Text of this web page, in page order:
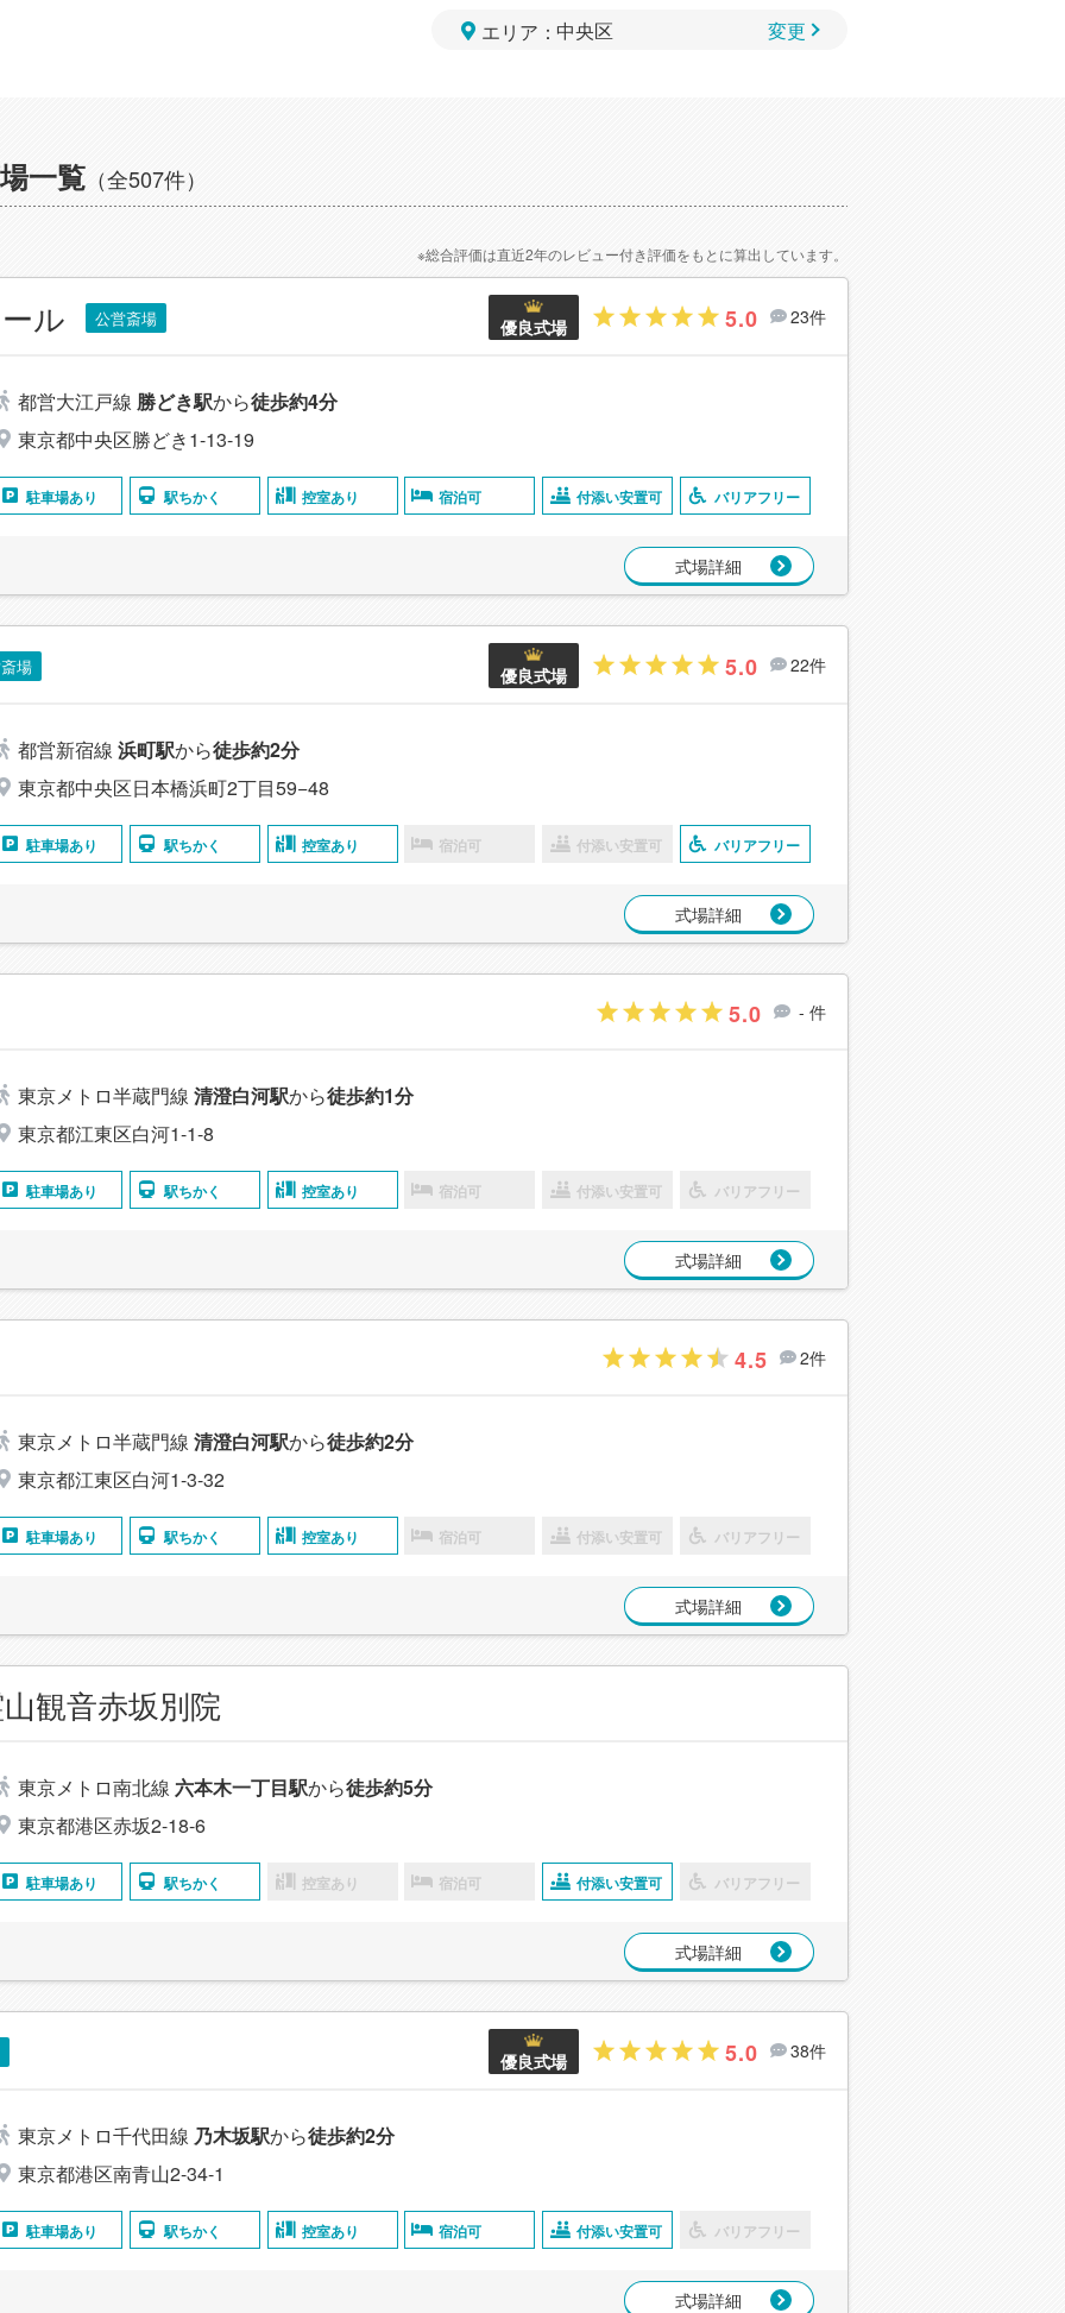
エリア： 変更
一覧 （全507件）
※総合評価は直近2年のレビュー付き評価をもとに算出しています。
ル 公営斎場 優良式場 5.0 23件
都営大江戸線 勝どき駅から徒歩約4分
東京都中央区勝どき1-13-19
駐車場あり 駅ちかく 控室あり 宿泊可 付添い安置可 バリアフリー
式場詳細
場 優良式場 5.0 22件
都営新宿線 浜町駅から徒歩約2分
東京都中央区日本橋浜町2丁目59−48
駐車場あり 駅ちかく 控室あり 宿泊可 付添い安置可 バリアフリー
式場詳細
5.0 - 件
東京メトロ半蔵門線 清澄白河駅から徒歩約1分
東京都江東区白河1-1-8
駐車場あり 駅ちかく 控室あり 宿泊可 付添い安置可 バリアフリー
式場詳細
4.5 2件
東京メトロ半蔵門線 清澄白河駅から徒歩約2分
東京都江東区白河1-3-32
駐車場あり 駅ちかく 控室あり 宿泊可 付添い安置可 バリアフリー
式場詳細
観音赤坂別院
東京メトロ南北線 六本木一丁目駅から徒歩約5分
東京都港区赤坂2-18-6
駐車場あり 駅ちかく 控室あり 宿泊可 付添い安置可 バリアフリー
式場詳細
優良式場 5.0 38件
東京メトロ千代田線 乃木坂駅から徒歩約2分
東京都港区南青山2-34-1
駐車場あり 駅ちかく 控室あり 宿泊可 付添い安置可 バリアフリー
式場詳細